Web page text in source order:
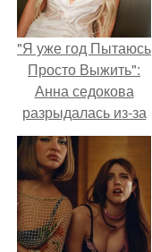
"Я уже год Пытаюсь
Просто Выжить":
Анна седокова
разрыдалась из-за
жесткой травли и
проклятий в сети.